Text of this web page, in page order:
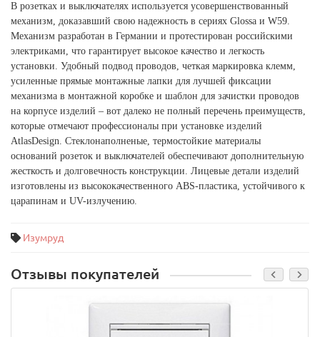
В розетках и выключателях используется усовершенствованный
механизм, доказавший свою надежность в сериях Glossa и W59.
Механизм разработан в Германии и протестирован российскими
электриками, что гарантирует высокое качество и легкость
установки. Удобный подвод проводов, четкая маркировка клемм,
усиленные прямые монтажные лапки для лучшей фиксации
механизма в монтажной коробке и шаблон для зачистки проводов
на корпусе изделий – вот далеко не полный перечень преимуществ,
которые отмечают профессионалы при установке изделий
AtlasDesign. Стеклонаполненые, термостойкие материалы
оснований розеток и выключателей обеспечивают дополнительную
жесткость и долговечность конструкции. Лицевые детали изделий
изготовлены из высококачественного ABS-пластика, устойчивого к
царапинам и UV-излучению.
Изумруд
Отзывы покупателей